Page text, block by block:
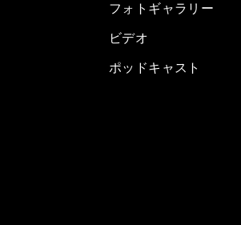
フォトギャラリー
ビデオ
ポッドキャスト